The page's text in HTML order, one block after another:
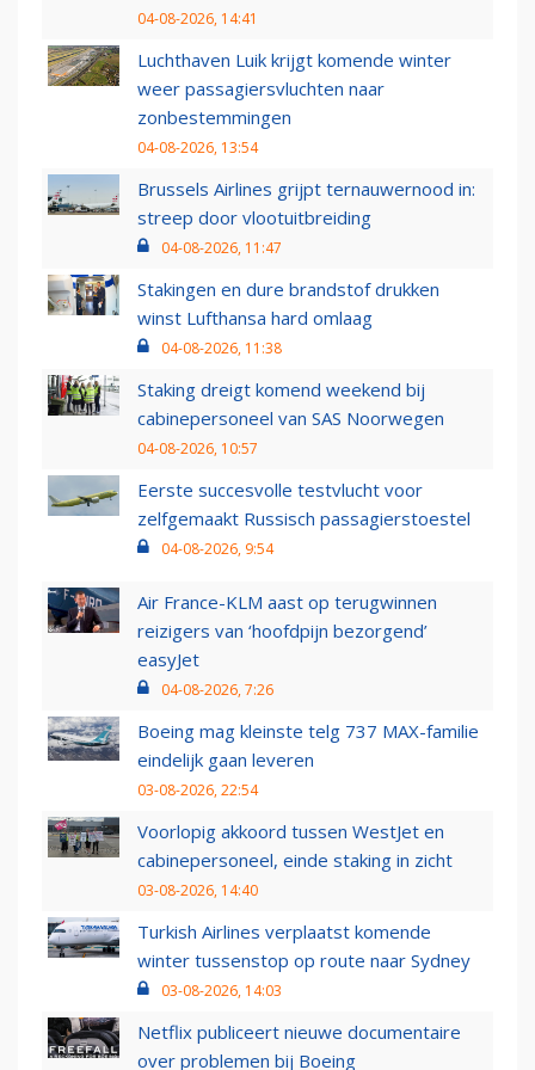
04-08-2026, 14:41
Luchthaven Luik krijgt komende winter
weer passagiersvluchten naar
zonbestemmingen
04-08-2026, 13:54
Brussels Airlines grijpt ternauwernood in:
streep door vlootuitbreiding
04-08-2026, 11:47
Stakingen en dure brandstof drukken
winst Lufthansa hard omlaag
04-08-2026, 11:38
Staking dreigt komend weekend bij
cabinepersoneel van SAS Noorwegen
04-08-2026, 10:57
Eerste succesvolle testvlucht voor
zelfgemaakt Russisch passagierstoestel
04-08-2026, 9:54
Air France-KLM aast op terugwinnen
reizigers van ‘hoofdpijn bezorgend’
easyJet
04-08-2026, 7:26
Boeing mag kleinste telg 737 MAX-familie
eindelijk gaan leveren
03-08-2026, 22:54
Voorlopig akkoord tussen WestJet en
cabinepersoneel, einde staking in zicht
03-08-2026, 14:40
Turkish Airlines verplaatst komende
winter tussenstop op route naar Sydney
03-08-2026, 14:03
Netflix publiceert nieuwe documentaire
over problemen bij Boeing